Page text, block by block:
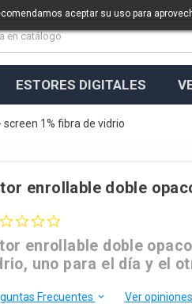
aceptar su uso para
ESTORES DIGITALES
1% fibra de vidrio
enrollable doble
0.0 star rating
enrollable doble opaco
uno para el día y el
Frecuentes keyboard_arrow_down Ver opiniones